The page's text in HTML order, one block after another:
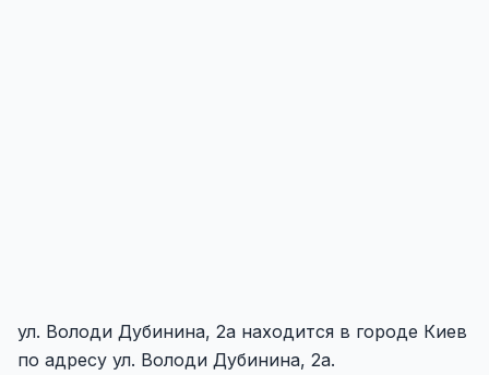
ул. Володи Дубинина, 2а находится в городе Киев
по адресу ул. Володи Дубинина, 2а.